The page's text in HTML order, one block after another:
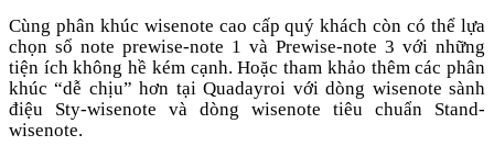
Cùng phân khúc wisenote cao cấp quý khách còn có thể lựa
chọn sổ note prewise-note 1 và Prewise-note 3 với những
tiện ích không hề kém cạnh. Hoặc tham khảo thêm các phân
khúc “dễ chịu” hơn tại Quadayroi với dòng wisenote sành
điệu Sty-wisenote và dòng wisenote tiêu chuẩn Stand-
wisenote.